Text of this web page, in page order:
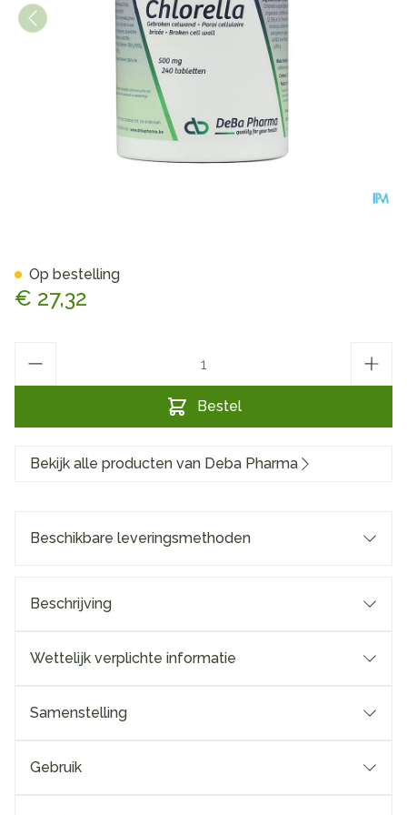
€ 27,32
Bestel
Op bestelling
Bekijk alle producten van Deba Pharma
Beschikbare leveringsmethoden
Beschrijving
Wettelijk verplichte informatie
Samenstelling
Gebruik